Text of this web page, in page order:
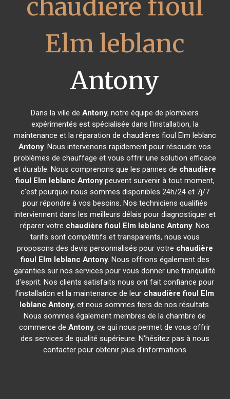
chaudière fioul
Elm leblanc
Antony
Dans la ville deAntony, notre équipe de plombiers
expérimentés est spécialisée dans l'installation, la
maintenance et la réparation de chaudières fioul Elm leblanc
Antony. Nous intervenons rapidement pour résoudre vos
problèmes de chauffage et vous offrir une solution efficace
et durable. Nous comprenons que les pannes de chaudière
fioul Elm leblanc Antonypeuvent survenir à tout moment,
c'est pourquoi nous sommes disponibles 24h/24 et 7j/7
pour répondre à vos besoins. Nos techniciens qualifiés
interviennent dans les meilleurs délais pour diagnostiquer et
réparer votre chaudière fioul Elm leblanc Antony. Nos
tarifs sont compétitifs et transparents, nous vous
proposons des devis personnalisés pour votre chaudière
fioul Elm leblanc Antony. Nous offrons également des
garanties sur nos services pour vous donner une tranquillité
d'esprit. Nos clients satisfaits nous ont fait confiance pour
l'installation et la maintenance de leur chaudière fioul Elm
leblanc Antony, et nous sommes fiers de nos résultats.
Nous sommes également membres de la chambre de
commerce deAntony, ce qui nous permet de vous offrir
des services de qualité supérieure. N'hésitez pas à nous
contacter pour obtenir plus d'informations